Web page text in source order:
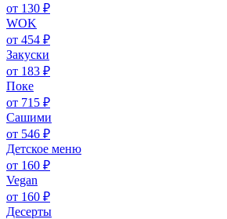
от 130 ₽
WOK
от 454 ₽
Закуски
от 183 ₽
Поке
от 715 ₽
Сашими
от 546 ₽
Детское меню
от 160 ₽
Vegan
от 160 ₽
Десерты